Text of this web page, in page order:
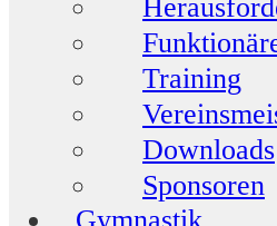
Training
Downloads
Sponsoren